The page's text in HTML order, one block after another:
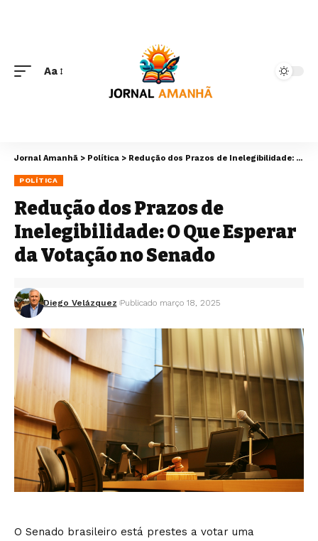
Aa
Jornal Amanhã > Política > Redução dos Prazos de Inelegibilidade: O Que Esperar da Votação no Senado
POLÍTICA
Redução dos Prazos de
Inelegibilidade: O Que Esperar
da Votação no Senado
Diego Velázquez Publicado março 18, 2025
O Senado brasileiro está prestes a votar uma